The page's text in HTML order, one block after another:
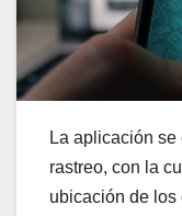
La aplicación
rastreo, con la
ubicación de los